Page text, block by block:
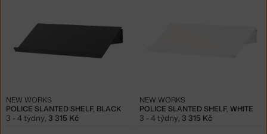
kolekci
Komponenty
New
POLICE SLANTED SHELF, BLACK
NEW WORKS
3 - 4 týdny 3 315 Kč
POLICE SLANTED SHELF, WHITE
NEW WORKS
3 - 4 týdny 3 315 Kč